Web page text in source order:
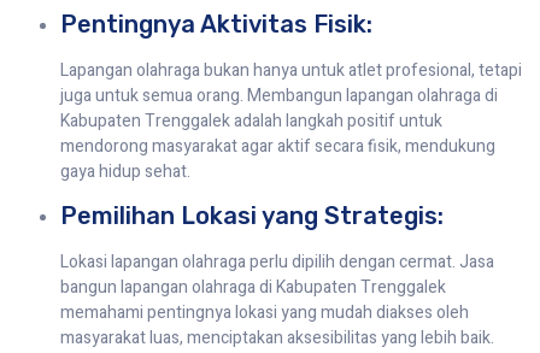
Pentingnya Aktivitas Fisik:
Lapangan olahraga bukan hanya untuk atlet profesional, tetapi
juga untuk semua orang. Membangun lapangan olahraga di
Kabupaten Trenggalek adalah langkah positif untuk
mendorong masyarakat agar aktif secara fisik, mendukung
gaya hidup sehat.
Pemilihan Lokasi yang Strategis:
Lokasi lapangan olahraga perlu dipilih dengan cermat. Jasa
bangun lapangan olahraga di Kabupaten Trenggalek
memahami pentingnya lokasi yang mudah diakses oleh
masyarakat luas, menciptakan aksesibilitas yang lebih baik.